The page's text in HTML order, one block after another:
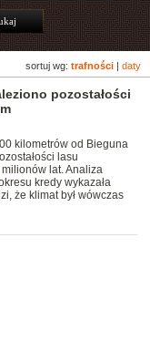
sortuj wg: trafności daty
pozostałości
kilometrów od Bieguna
lasu
lat. Analiza
kredy wykazała
że klimat był wówczas